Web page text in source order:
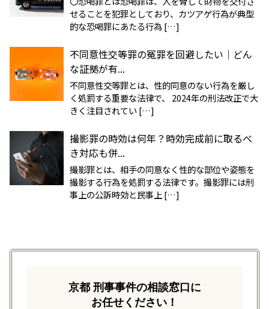
せることを犯罪としており、カツアゲ行為が典型
的な恐喝罪にあたる行為 […]
不同意性交等罪の冤罪を回避したい｜どん
な証拠が有...
不同意性交等罪とは、性的同意のない行為を厳し
く処罰する重要な法律で、 2024年の刑法改正で大
きく注目されてい […]
撮影罪の時効は何年？時効完成前に取るべ
き対応も併...
撮影罪とは、相手の同意なく性的な部位や姿態を
撮影する行為を処罰する法律です。撮影罪には刑
事上の公訴時効と民事上 […]
京都 刑事事件の相談窓口に
お任せください！